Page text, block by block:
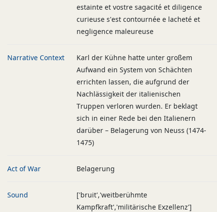
estainte et vostre sagacité et diligence
curieuse s'est contournée e lacheté et
negligence maleureuse
Narrative Context
Karl der Kühne hatte unter großem
Aufwand ein System von Schächten
errichten lassen, die aufgrund der
Nachlässigkeit der italienischen
Truppen verloren wurden. Er beklagt
sich in einer Rede bei den Italienern
darüber – Belagerung von Neuss (1474-
1475)
Act of War Belagerung
Sound
['bruit','weitberühmte
Kampfkraft','militärische Exzellenz']